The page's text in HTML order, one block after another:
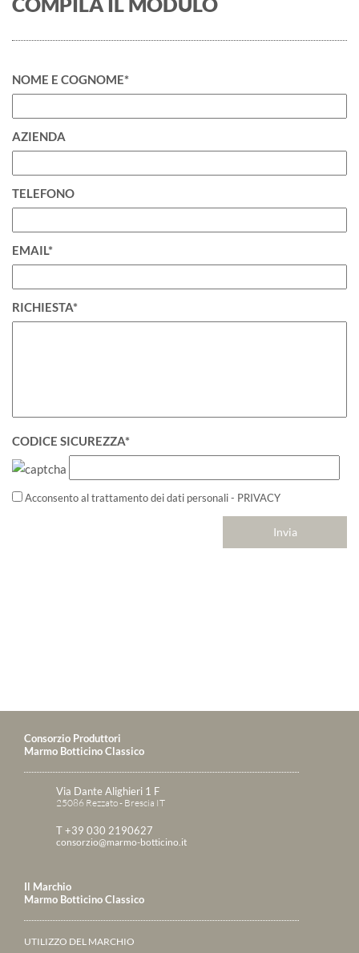
NOME E COGNOME*
AZIENDA
TELEFONO
EMAIL*
RICHIESTA*
CODICE SICUREZZA*
Acconsento al trattamento dei dati personali - PRIVACY
Consorzio Produttori
Marmo Botticino Classico
Via Dante Alighieri 1 F
25086 Rezzato - Brescia IT
T +39 030 2190627
consorzio@marmo-botticino.it
Il Marchio
Marmo Botticino Classico
UTILIZZO DEL MARCHIO